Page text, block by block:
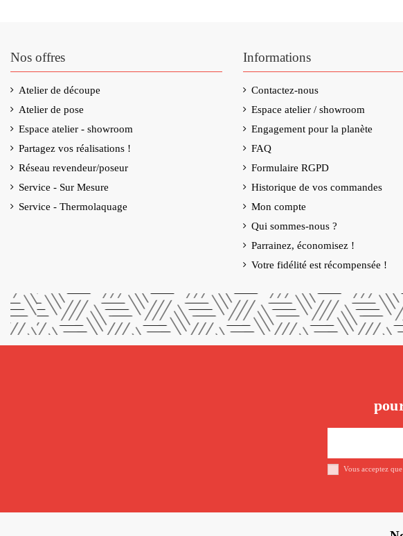
Nos offres
Atelier de découpe
Atelier de pose
Espace atelier - showroom
Partagez vos réalisations !
Réseau revendeur/poseur
Service - Sur Mesure
Service - Thermolaquage
Informations
Contactez-nous
Espace atelier / showroom
Engagement pour la planète
FAQ
Formulaire RGPD
Historique de vos commandes
Mon compte
Qui sommes-nous ?
Parrainez, économisez !
Votre fidélité est récompensée !
Vous acceptez